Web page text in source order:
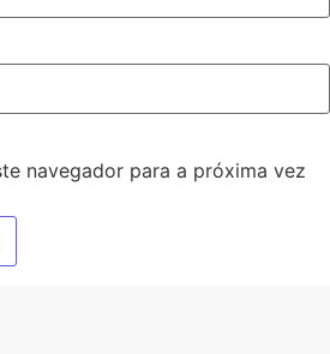
navegador para a próxima vez